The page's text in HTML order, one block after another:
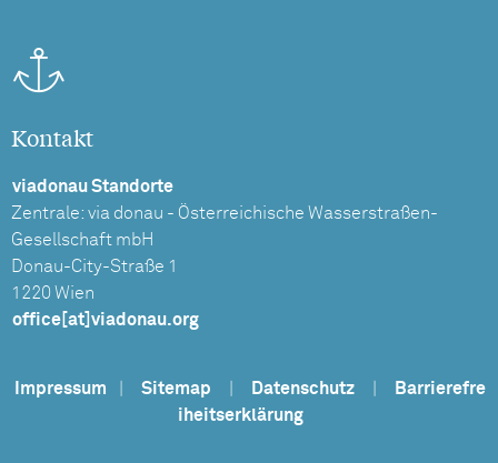
Kontakt
viadonau Standorte
Zentrale: via donau - Österreichische Wasserstraßen-
Gesellschaft mbH
Donau-City-Straße 1
1220 Wien
office[at]viadonau.org
Impressum Sitemap Datenschutz
Barrierefre
iheitserklärung